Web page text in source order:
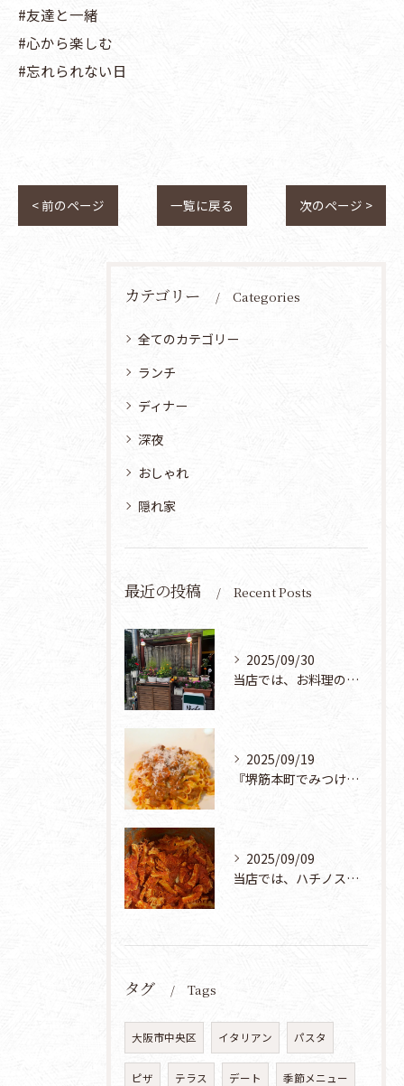
#友達と一緒
#心から楽しむ
#忘れられない日
< 前のページ 一覧に戻る 次のページ >
カテゴリー Categories
全てのカテゴリー
ランチ
ディナー
深夜
おしゃれ
隠れ家
最近の投稿 Recent Posts
2025/09/30
当店では、お料理のほとんどを手作りで提供しておりますが、実は...
2025/09/19
『堺筋本町でみつけたイタリアン🇮🇹✨』
2025/09/09
当店では、ハチノスをただ三角形にザクザク切っているわけではな...
タグ Tags
大阪市中央区 イタリアン パスタ
ピザ テラス デート 季節メニュー